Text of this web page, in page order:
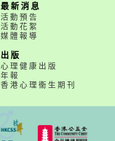
最新消息
活動預告
活動花絮
媒體報導
出版
心理健康出版
年報
香港心理衞生期刊